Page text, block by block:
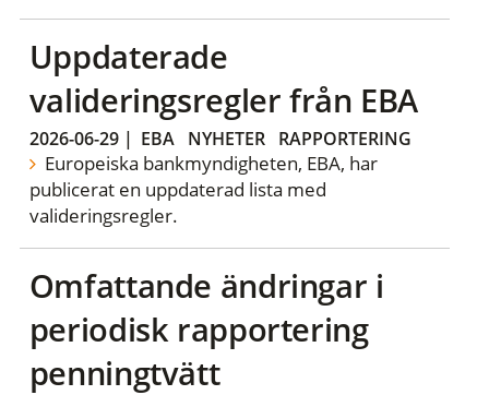
Uppdaterade
valideringsregler från EBA
2026-06-29| EBA NYHETER RAPPORTERING
Europeiska bankmyndigheten, EBA, har
publicerat en uppdaterad lista med
valideringsregler.
Omfattande ändringar i
periodisk rapportering
penningtvätt